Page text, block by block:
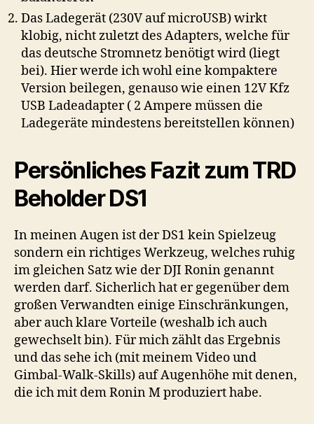
Das Ladegerät (230V auf microUSB) wirkt
klobig, nicht zuletzt des Adapters, welche für
das deutsche Stromnetz benötigt wird (liegt
bei). Hier werde ich wohl eine kompaktere
Version beilegen, genauso wie einen 12V Kfz
USB Ladeadapter ( 2 Ampere müssen die
Ladegeräte mindestens bereitstellen können)
Persönliches Fazit zum TRD
Beholder DS1
In meinen Augen ist der DS1 kein Spielzeug
sondern ein richtiges Werkzeug, welches ruhig
im gleichen Satz wie der DJI Ronin genannt
werden darf. Sicherlich hat er gegenüber dem
großen Verwandten einige Einschränkungen,
aber auch klare Vorteile (weshalb ich auch
gewechselt bin). Für mich zählt das Ergebnis
und das sehe ich (mit meinem Video und
Gimbal-Walk-Skills) auf Augenhöhe mit denen,
die ich mit dem Ronin M produziert habe.